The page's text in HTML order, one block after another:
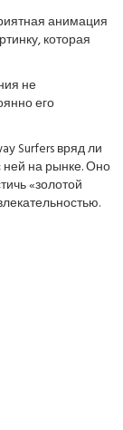
анимация
которая
не
его
Surfers вряд ли
ней на рынке. Оно
«золотой